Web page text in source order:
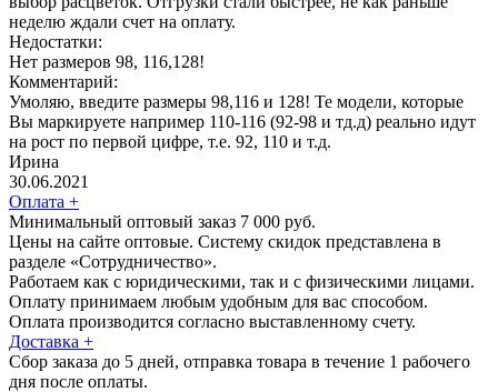
неделю ждали счет на оплату.
Недостатки:
Нет размеров 98, 116,128!
Комментарий:
Умоляю, введите размеры 98,116 и 128! Те модели, которые
Вы маркируете например 110-116 (92-98 и тд.д) реально идут
на рост по первой цифре, т.е. 92, 110 и т.д.
Ирина
30.06.2021
Оплата +
Минимальный оптовый заказ 7 000 руб.
Цены на сайте оптовые. Систему скидок представлена в
разделе «Сотрудничество».
Работаем как с юридическими, так и с физическими лицами.
Оплату принимаем любым удобным для вас способом.
Оплата производится согласно выставленному счету.
Доставка +
Сбор заказа до 5 дней, отправка товара в течение 1 рабочего
дня после оплаты.